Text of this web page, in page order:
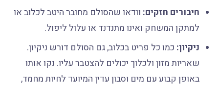
חיבורים חזקים:וודאו שהסולם מחובר היטב לכלוב או
למתקן המשחק ואינו מתנדנד או עלול ליפול.
ניקיון:כמו כל פריט בכלוב, גם הסולם דורש ניקיון.
שאריות מזון ולכלוך יכולים להצטבר עליו. נקו אותו
באופן קבוע עם מים וסבון עדין המיועד לחיות מחמד,